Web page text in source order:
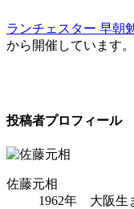
ランチェスター 早朝
から開催しています。
投稿者プロフィール
佐藤元相
1962年 大阪生